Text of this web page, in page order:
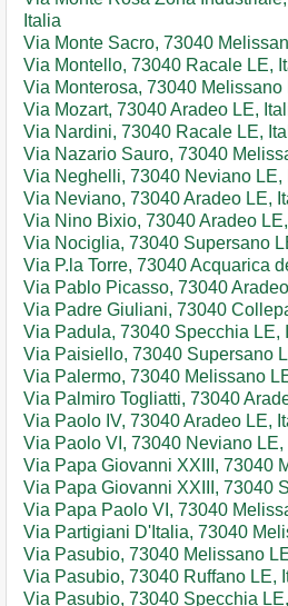
Italia
Via Monte Sacro, 73040
Via Montello, 73040 Racale LE,
Via Monterosa, 73040 Melissano
Via Mozart, 73040 Aradeo LE,
Via Nardini, 73040 Racale LE,
Via Nazario Sauro, 73040
Via Neghelli, 73040 Neviano LE,
Via Neviano, 73040 Aradeo LE,
Via Nino Bixio, 73040 Aradeo
Via Nociglia, 73040 Supersano
Via P.la Torre, 73040 Acquarica
Via Pablo Picasso, 73040
Via Padre Giuliani, 73040
Via Padula, 73040 Specchia LE,
Via Paisiello, 73040 Supersano
Via Palermo, 73040 Melissano
Via Palmiro Togliatti, 73040
Via Paolo IV, 73040 Aradeo LE,
Via Paolo VI, 73040 Neviano LE,
Via Papa Giovanni XXIII, 73040
Via Papa Giovanni XXIII, 73040
Via Papa Paolo VI, 73040
Via Partigiani D'Italia, 73040
Via Pasubio, 73040 Melissano
Via Pasubio, 73040 Ruffano LE,
Via Pasubio, 73040 Specchia